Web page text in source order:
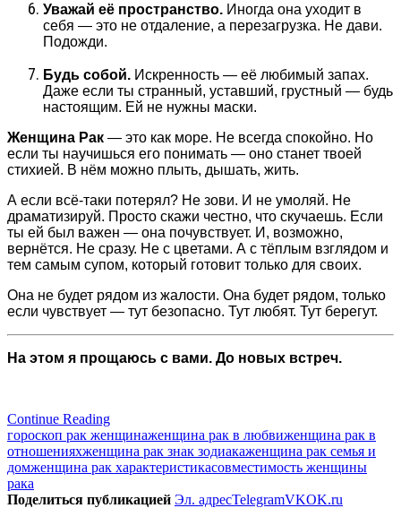
Уважай её пространство. Иногда она уходит в
себя — это не отдаление, а перезагрузка. Не дави.
Подожди.
Будь собой. Искренность — её любимый запах.
Даже если ты странный, уставший, грустный — будь
настоящим. Ей не нужны маски.
Женщина Рак — это как море. Не всегда спокойно. Но
если ты научишься его понимать — оно станет твоей
стихией. В нём можно плыть, дышать, жить.
А если всё-таки потерял? Не зови. И не умоляй. Не
драматизируй. Просто скажи честно, что скучаешь. Если
ты ей был важен — она почувствует. И, возможно,
вернётся. Не сразу. Не с цветами. А с тёплым взглядом и
тем самым супом, который готовит только для своих.
Она не будет рядом из жалости. Она будет рядом, только
если чувствует — тут безопасно. Тут любят. Тут берегут.
На этом я прощаюсь с вами. До новых встреч.
Continue Reading
гороскоп рак женщинаженщина рак в любвиженщина рак в
отношенияхженщина рак знак зодиакаженщина рак семья и
домженщина рак характеристикасовместимость женщины
рака
Поделиться публикацией Эл. адресTelegramVKOK.ru